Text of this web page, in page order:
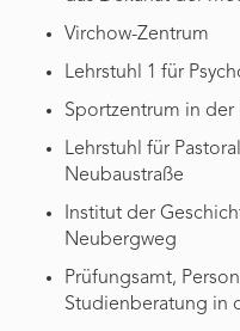
Virchow-Zentrum
Lehrstuhl 1 für
Sportzentrum in
Lehrstuhl für
Neubaustraße
Institut der
Neubergweg
Prüfungsamt,
Studienberatung in